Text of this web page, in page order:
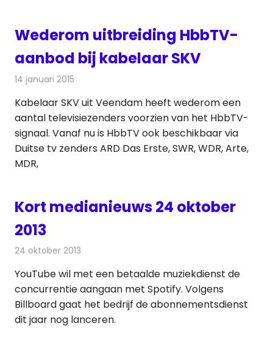
Wederom uitbreiding HbbTV-
aanbod bij kabelaar SKV
14 januari 2015
Kabelaar SKV uit Veendam heeft wederom een
aantal televisiezenders voorzien van het HbbTV-
signaal. Vanaf nu is HbbTV ook beschikbaar via
Duitse tv zenders ARD Das Erste, SWR, WDR, Arte,
MDR,
Kort medianieuws 24 oktober
2013
24 oktober 2013
YouTube wil met een betaalde muziekdienst de
concurrentie aangaan met Spotify. Volgens
Billboard gaat het bedrijf de abonnementsdienst
dit jaar nog lanceren.